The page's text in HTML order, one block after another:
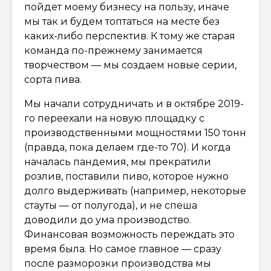
пойдет моему бизнесу на пользу, иначе
мы так и будем топтаться на месте без
каких-либо перспектив. К тому же старая
команда по-прежнему занимается
творчеством — мы создаем новые серии,
сорта пива.
Мы начали сотрудничать и в октябре 2019-
го переехали на новую площадку с
производственными мощностями 150 тонн
(правда, пока делаем где-то 70). И когда
началась пандемия, мы прекратили
розлив, поставили пиво, которое нужно
долго выдерживать (например, некоторые
стауты — от полугода), и не спеша
доводили до ума производство.
Финансовая возможность переждать это
время была. Но самое главное — сразу
после разморозки производства мы